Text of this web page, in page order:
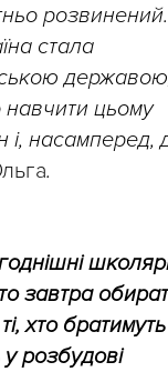
стала
цьому
і, насамперед,
.
завтра
хто братимуть
у розбудові